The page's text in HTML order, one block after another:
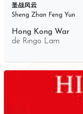
圣战风云
Sheng Zhan Feng Yun
Hong Kong War
de Ringo Lam